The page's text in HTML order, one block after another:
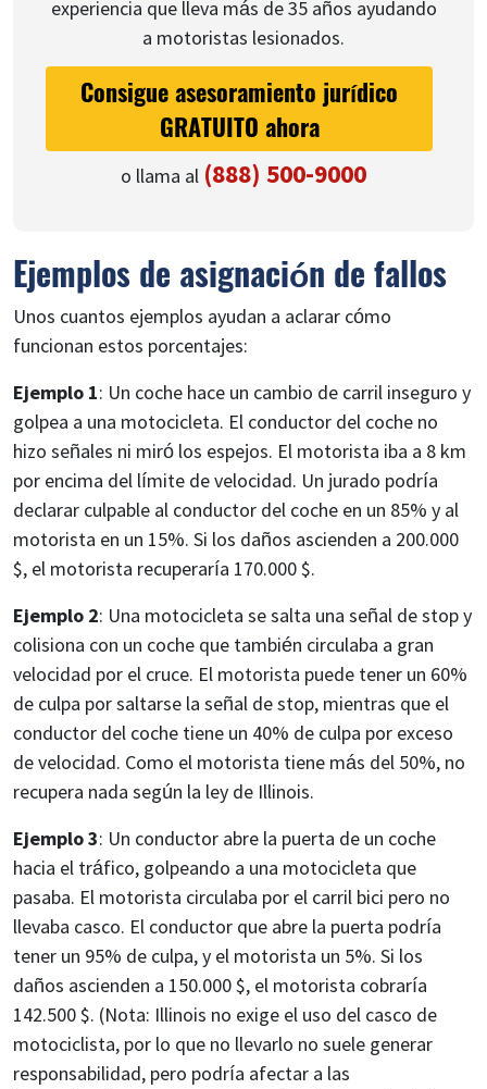
experiencia que lleva más de 35 años ayudando
a motoristas lesionados.
Consigue asesoramiento jurídico
GRATUITO ahora
o llama al (888) 500-9000
Ejemplos de asignación de fallos
Unos cuantos ejemplos ayudan a aclarar cómo
funcionan estos porcentajes:
Ejemplo 1: Un coche hace un cambio de carril inseguro y
golpea a una motocicleta. El conductor del coche no
hizo señales ni miró los espejos. El motorista iba a 8 km
por encima del límite de velocidad. Un jurado podría
declarar culpable al conductor del coche en un 85% y al
motorista en un 15%. Si los daños ascienden a 200.000
$, el motorista recuperaría 170.000 $.
Ejemplo 2: Una motocicleta se salta una señal de stop y
colisiona con un coche que también circulaba a gran
velocidad por el cruce. El motorista puede tener un 60%
de culpa por saltarse la señal de stop, mientras que el
conductor del coche tiene un 40% de culpa por exceso
de velocidad. Como el motorista tiene más del 50%, no
recupera nada según la ley de Illinois.
Ejemplo 3: Un conductor abre la puerta de un coche
hacia el tráfico, golpeando a una motocicleta que
pasaba. El motorista circulaba por el carril bici pero no
llevaba casco. El conductor que abre la puerta podría
tener un 95% de culpa, y el motorista un 5%. Si los
daños ascienden a 150.000 $, el motorista cobraría
142.500 $. (Nota: Illinois no exige el uso del casco de
motociclista, por lo que no llevarlo no suele generar
responsabilidad, pero podría afectar a las